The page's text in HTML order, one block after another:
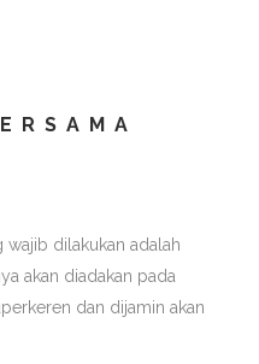
wajib dilakukan adalah
akan diadakan pada
dan dijamin akan